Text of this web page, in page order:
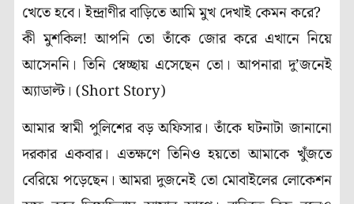
খেতে হবে। ইন্দ্রাণীর বাড়িতে আমি মুখ দেখাই কেমন করে?
কী মুশকিল! আপনি তো তাঁকে জোর করে এখানে নিয়ে
আসেননি। তিনি স্বেচ্ছায় এসেছেন তো। আপনারা দু’জনেই
অ্যাডাল্ট। (Short Story)
আমার স্বামী পুলিশের বড় অফিসার। তাঁকে ঘটনাটা জানানো
দরকার একবার। এতক্ষণে তিনিও হয়তো আমাকে খুঁজতে
বেরিয়ে পড়েছেন। আমরা দুজনেই তো মোবাইলের লোকেশন